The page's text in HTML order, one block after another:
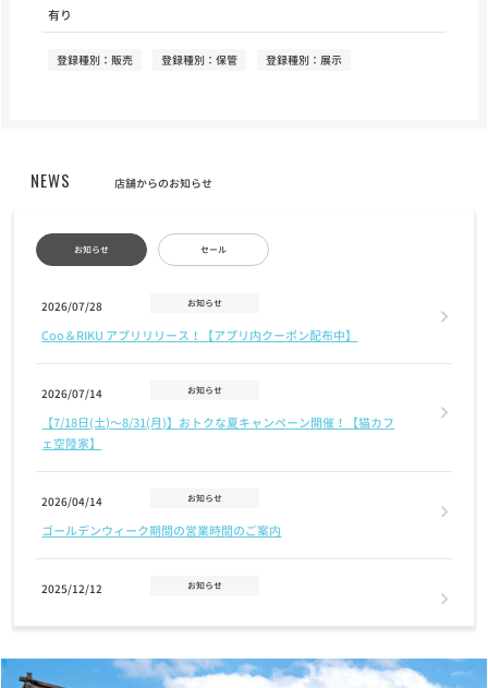
有り
登録種別：販売 登録種別：保管 登録種別：展示
NEWS 店舗からのお知らせ
お知らせ セール
2026/07/28 お知らせ
Coo＆RIKU アプリリリース！【アプリ内クーポン配布中】
2026/07/14 お知らせ
【7/18日(土)〜8/31(月)】おトクな夏キャンペーン開催！【猫カフ
ェ空陸家】
2026/04/14 お知らせ
ゴールデンウィーク期間の営業時間のご案内
2025/12/12 お知らせ
お知らせ